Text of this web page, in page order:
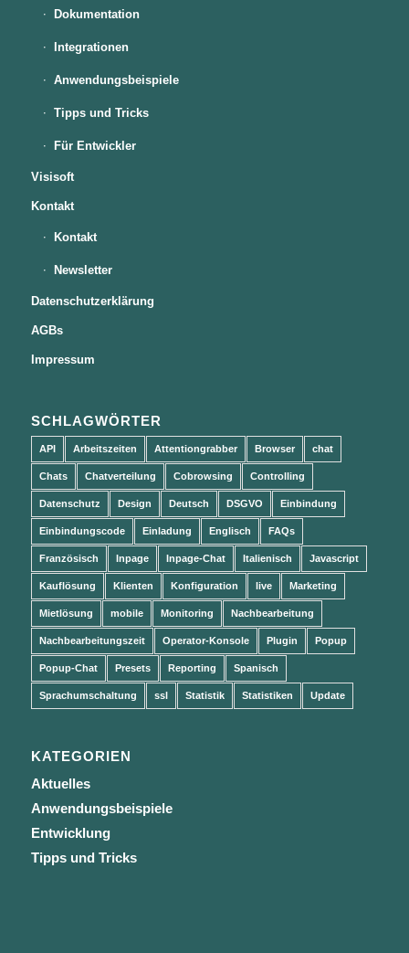
Dokumentation
Integrationen
Anwendungsbeispiele
Tipps und Tricks
Für Entwickler
Visisoft
Kontakt
Kontakt
Newsletter
Datenschutzerklärung
AGBs
Impressum
SCHLAGWÖRTER
API Arbeitszeiten Attentiongrabber Browser chat
Chats Chatverteilung Cobrowsing Controlling
Datenschutz Design Deutsch DSGVO Einbindung
Einbindungscode Einladung Englisch FAQs
Französisch Inpage Inpage-Chat Italienisch Javascript
Kauflösung Klienten Konfiguration live Marketing
Mietlösung mobile Monitoring Nachbearbeitung
Nachbearbeitungszeit Operator-Konsole Plugin Popup
Popup-Chat Presets Reporting Spanisch
Sprachumschaltung ssl Statistik Statistiken Update
KATEGORIEN
Aktuelles
Anwendungsbeispiele
Entwicklung
Tipps und Tricks